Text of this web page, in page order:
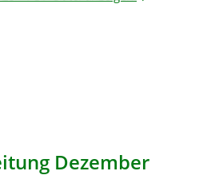
Dezember